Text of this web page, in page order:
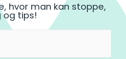
hvor man kan stoppe,
og tips!